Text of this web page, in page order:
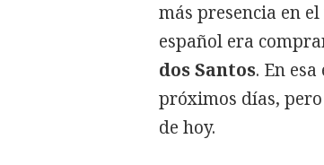
más presencia en
español era
dos Santos. En
próximos días, pero
de hoy.